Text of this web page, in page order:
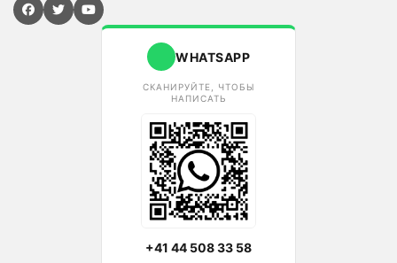
WHATSAPP
СКАНИРУЙТЕ, ЧТОБЫ
НАПИСАТЬ
+41 44 508 33 58